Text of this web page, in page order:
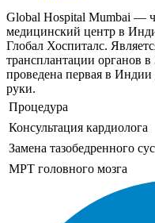
Global Hospital Mumbai —
медицинский центр в
Глобал Хоспиталс.
трансплантации органов
проведена первая в Индии
руки.
Процедура
Консультация кардиолога
Замена тазобедренного
МРТ головного мозга